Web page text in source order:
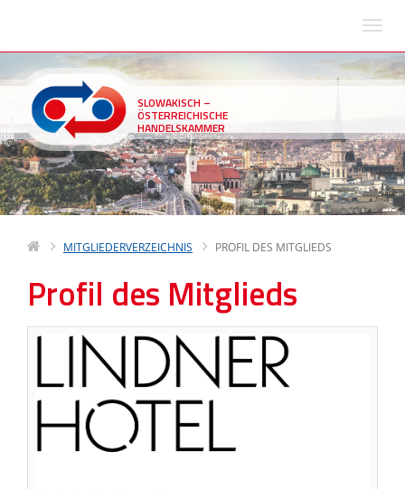
SLOWAKISCH –
ÖSTERREICHISCHE
HANDELSKAMMER
MITGLIEDERVERZEICHNIS PROFIL DES MITGLIEDS
Profil des Mitglieds